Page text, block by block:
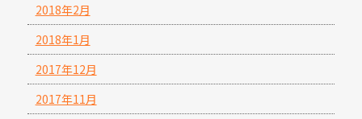
2018年2月
2018年1月
2017年12月
2017年11月